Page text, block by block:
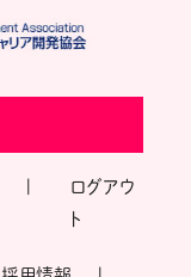
ログアウ
ト